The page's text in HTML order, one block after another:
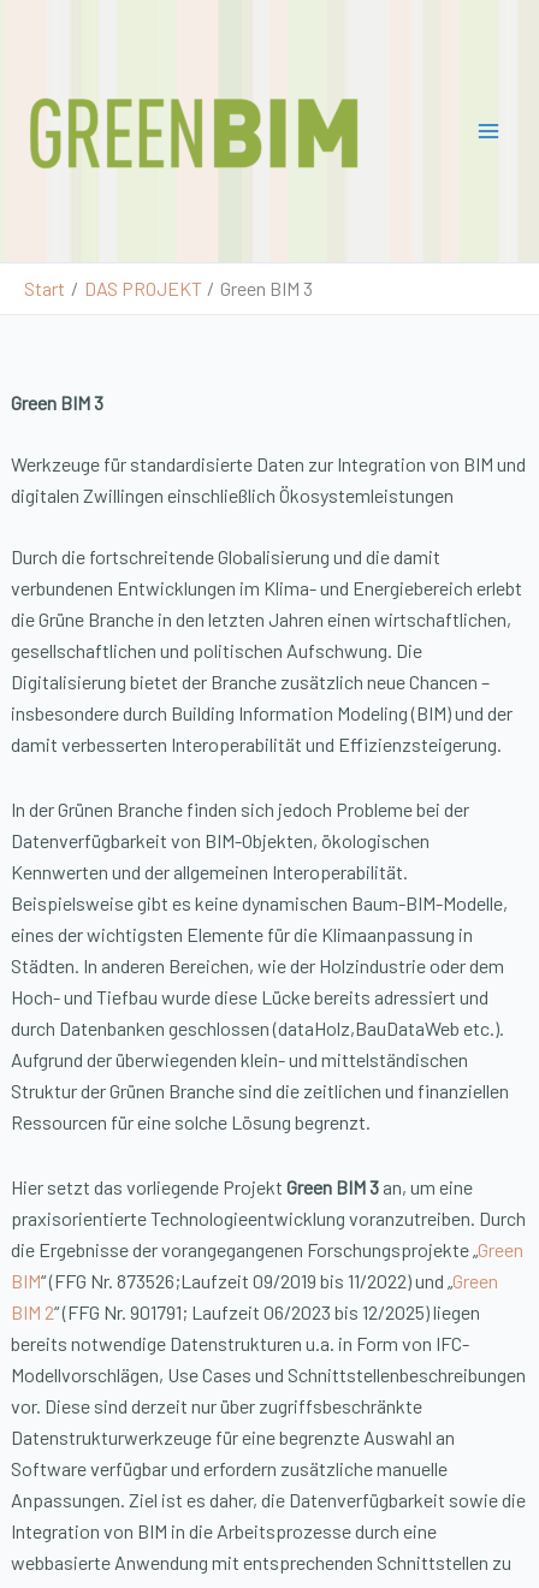
Start DAS PROJEKT Green BIM 3
Green BIM 3
Werkzeuge für standardisierte Daten zur Integration von BIM und
digitalen Zwillingen einschließlich Ökosystemleistungen
Durch die fortschreitende Globalisierung und die damit
verbundenen Entwicklungen im Klima- und Energiebereich erlebt
die Grüne Branche in den letzten Jahren einen wirtschaftlichen,
gesellschaftlichen und politischen Aufschwung. Die
Digitalisierung bietet der Branche zusätzlich neue Chancen –
insbesondere durch Building Information Modeling (BIM) und der
damit verbesserten Interoperabilität und Effizienzsteigerung.
In der Grünen Branche finden sich jedoch Probleme bei der
Datenverfügbarkeit von BIM-Objekten, ökologischen
Kennwerten und der allgemeinen Interoperabilität.
Beispielsweise gibt es keine dynamischen Baum-BIM-Modelle,
eines der wichtigsten Elemente für die Klimaanpassung in
Städten. In anderen Bereichen, wie der Holzindustrie oder dem
Hoch- und Tiefbau wurde diese Lücke bereits adressiert und
durch Datenbanken geschlossen (dataHolz,BauDataWeb etc.).
Aufgrund der überwiegenden klein- und mittelständischen
Struktur der Grünen Branche sind die zeitlichen und finanziellen
Ressourcen für eine solche Lösung begrenzt.
Hier setzt das vorliegende Projekt Green BIM 3 an, um eine
praxisorientierte Technologieentwicklung voranzutreiben. Durch
die Ergebnisse der vorangegangenen Forschungsprojekte „Green
BIM“ (FFG Nr. 873526;Laufzeit 09/2019 bis 11/2022) und „Green
BIM 2“ (FFG Nr. 901791; Laufzeit 06/2023 bis 12/2025) liegen
bereits notwendige Datenstrukturen u.a. in Form von IFC-
Modellvorschlägen, Use Cases und Schnittstellenbeschreibungen
vor. Diese sind derzeit nur über zugriffsbeschränkte
Datenstrukturwerkzeuge für eine begrenzte Auswahl an
Software verfügbar und erfordern zusätzliche manuelle
Anpassungen. Ziel ist es daher, die Datenverfügbarkeit sowie die
Integration von BIM in die Arbeitsprozesse durch eine
webbasierte Anwendung mit entsprechenden Schnittstellen zu